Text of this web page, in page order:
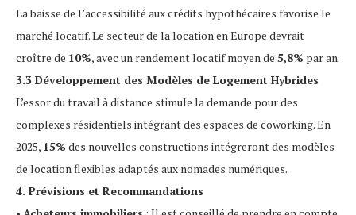
La baisse de l’accessibilité aux crédits hypothécaires favorise le
marché locatif. Le secteur de la location en Europe devrait
croître de 10%, avec un rendement locatif moyen de 5,8% par an.
3.3 Développement des Modèles de Logement Hybrides
L’essor du travail à distance stimule la demande pour des
complexes résidentiels intégrant des espaces de coworking. En
2025, 15% des nouvelles constructions intégreront des modèles
de location flexibles adaptés aux nomades numériques.
4. Prévisions et Recommandations